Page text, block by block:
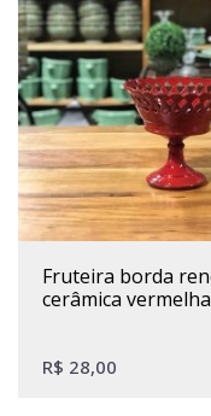
fruteira borda rendada
cerâmica vermelha
R$ 28,00